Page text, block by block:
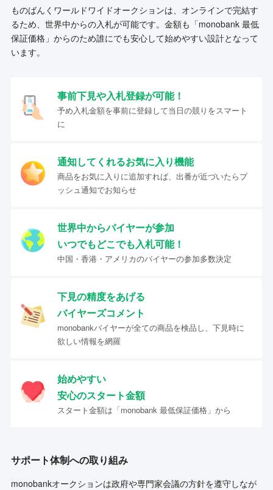
ものばんくワールドワイドオークションは、オンラインで完結す
るため、世界中からの入札が可能です。金額も「monobank 最低
保証価格」からのため誰にでも安心して始めやすい設計となって
います。
事前下見や入札登録が可能！
予め入札金額を事前に登録して当日の競りをスマート
に
通知してくれるお気に入り機能
商品をお気に入りに追加すれば、出番が近づいたらプ
ッシュ通知でお知らせ
世界中からバイヤーが参加
いつでもどこでも入札可能！
中国・香港・アメリカのバイヤーの参加多数決定
下見の精度をあげる
バイヤーズコメント
monobankバイヤーが全ての商品を検品し、下見時に
欲しい情報を網羅
始めやすい
安心のスタート金額
スタート金額は「monobank 最低保証価格」から
サポート体制への取り組み
monobankオークションは政府や専門家会議の方針を遵守しなが